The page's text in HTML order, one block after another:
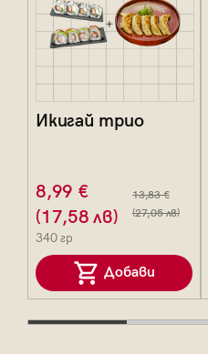
Икигай трио
8,99 €
(17,58 лв)
13,83 €
(27,05 лв)
340 гр
Добави